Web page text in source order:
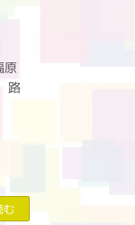
原
路
む